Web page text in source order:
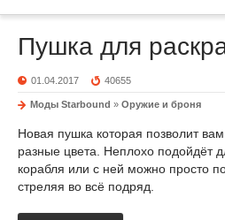
Пушка для
01.04.2017 40655
Моды Starbound » Оружие и броня
Новая пушка которая позволит
разные цвета. Неплохо подойдёт
корабля или с ней можно просто
стреляя во всё подряд.